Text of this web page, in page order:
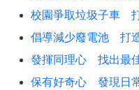
校園爭取垃圾子車
倡導減少廢電池 打
發揮同理心 找出最
保有好奇心 發現日